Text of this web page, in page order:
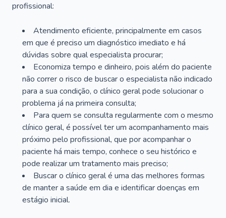
profissional:
Atendimento eficiente, principalmente em casos
em que é preciso um diagnóstico imediato e há
dúvidas sobre qual especialista procurar;
Economiza tempo e dinheiro, pois além do paciente
não correr o risco de buscar o especialista não indicado
para a sua condição, o clínico geral pode solucionar o
problema já na primeira consulta;
Para quem se consulta regularmente com o mesmo
clínico geral, é possível ter um acompanhamento mais
próximo pelo profissional, que por acompanhar o
paciente há mais tempo, conhece o seu histórico e
pode realizar um tratamento mais preciso;
Buscar o clínico geral é uma das melhores formas
de manter a saúde em dia e identificar doenças em
estágio inicial.